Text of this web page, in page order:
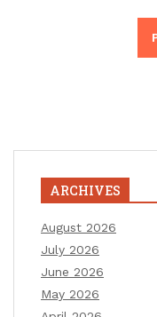
ARCHIVES
August 2026
July 2026
June 2026
May 2026